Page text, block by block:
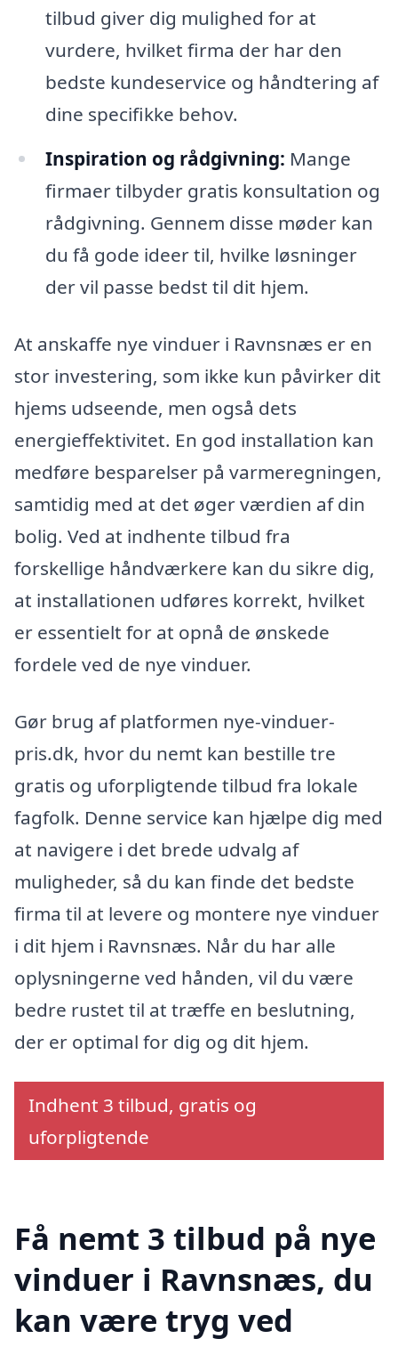
tilbud giver dig mulighed for at
vurdere, hvilket firma der har den
bedste kundeservice og håndtering af
dine specifikke behov.
Inspiration og rådgivning: Mange
firmaer tilbyder gratis konsultation og
rådgivning. Gennem disse møder kan
du få gode ideer til, hvilke løsninger
der vil passe bedst til dit hjem.
At anskaffe nye vinduer i Ravnsnæs er en
stor investering, som ikke kun påvirker dit
hjems udseende, men også dets
energieffektivitet. En god installation kan
medføre besparelser på varmeregningen,
samtidig med at det øger værdien af din
bolig. Ved at indhente tilbud fra
forskellige håndværkere kan du sikre dig,
at installationen udføres korrekt, hvilket
er essentielt for at opnå de ønskede
fordele ved de nye vinduer.
Gør brug af platformen nye-vinduer-
pris.dk, hvor du nemt kan bestille tre
gratis og uforpligtende tilbud fra lokale
fagfolk. Denne service kan hjælpe dig med
at navigere i det brede udvalg af
muligheder, så du kan finde det bedste
firma til at levere og montere nye vinduer
i dit hjem i Ravnsnæs. Når du har alle
oplysningerne ved hånden, vil du være
bedre rustet til at træffe en beslutning,
der er optimal for dig og dit hjem.
Indhent 3 tilbud, gratis og
uforpligtende
Få nemt 3 tilbud på nye
vinduer i Ravnsnæs, du
kan være tryg ved